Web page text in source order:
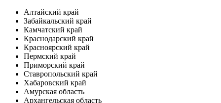
Алтайский край
Забайкальский край
Камчатский край
Краснодарский край
Красноярский край
Пермский край
Приморский край
Ставропольский край
Хабаровский край
Амурская область
Архангельская область